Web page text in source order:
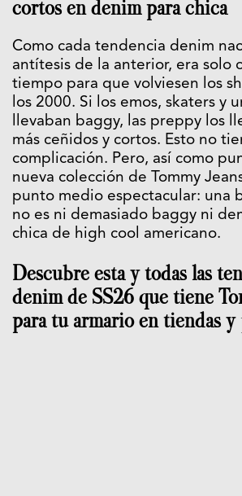
cortos en denim para chica
Como cada tendencia denim
antítesis de la anterior, era solo
tiempo para que volviesen los
los 2000. Si los emos, skaters y
llevaban baggy, las preppy los
más ceñidos y cortos. Esto no
complicación. Pero, así como
nueva colección de Tommy
punto medio espectacular: una
no es ni demasiado baggy ni
chica de high cool americano.
Descubre esta y todas las
denim de SS26 que tiene
para tu armario en tiendas y